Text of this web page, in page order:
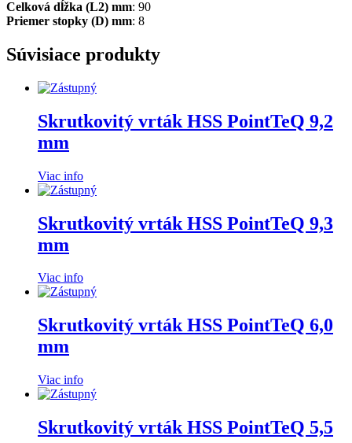
Celková dĺžka (L2) mm: 90
Priemer stopky (D) mm: 8
Súvisiace produkty
Skrutkovitý vrták HSS PointTeQ 9,2
mm
Viac info
Skrutkovitý vrták HSS PointTeQ 9,3
mm
Viac info
Skrutkovitý vrták HSS PointTeQ 6,0
mm
Viac info
Skrutkovitý vrták HSS PointTeQ 5,5